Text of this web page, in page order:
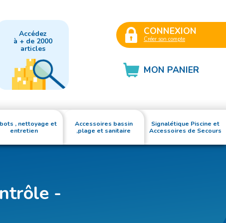
Accédez
à + de 2000
articles
CONNEXION
Créer son compte
MON PANIER
, nettoyage et
entretien
Accessoires bassin
,plage et sanitaire
Signalétique Piscine et
Accessoires de Secours
-